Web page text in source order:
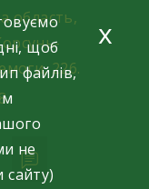
область,
226.
щоб
файлів,
не
сайту)
x